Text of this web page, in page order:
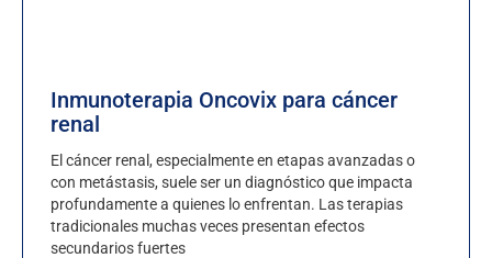
Inmunoterapia Oncovix para cáncer
renal
El cáncer renal, especialmente en etapas avanzadas o
con metástasis, suele ser un diagnóstico que impacta
profundamente a quienes lo enfrentan. Las terapias
tradicionales muchas veces presentan efectos
secundarios fuertes